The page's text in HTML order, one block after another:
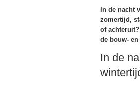
In de nacht
zomertijd,
of
de bouw-
In de